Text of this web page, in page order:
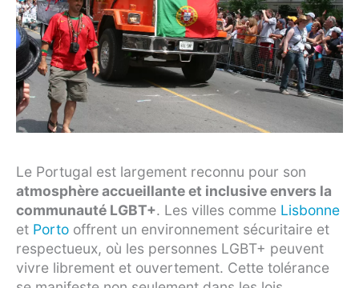
Le Portugal est largement reconnu pour son
atmosphère accueillante et inclusive envers la
communauté LGBT+. Les villes comme Lisbonne
et Porto offrent un environnement sécuritaire et
respectueux, où les personnes LGBT+ peuvent
vivre librement et ouvertement. Cette tolérance